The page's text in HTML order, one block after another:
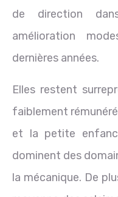
de direction
amélioration
dernières années.
Elles restent
faiblement
et la petite
dominent des
la mécanique. De